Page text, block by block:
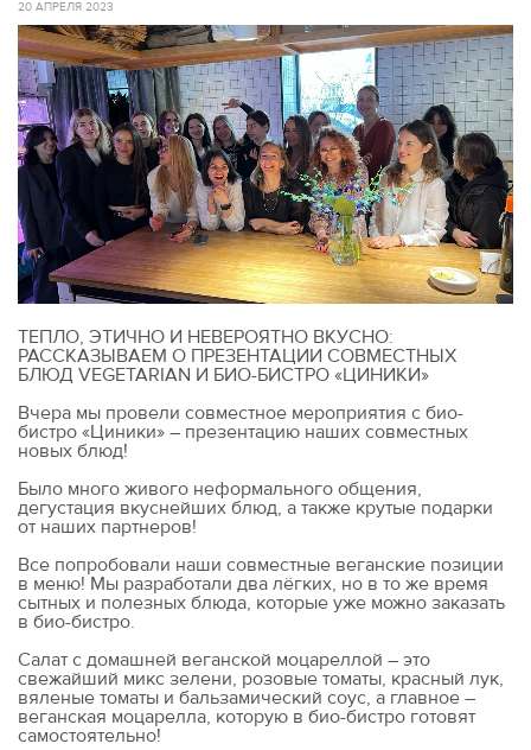
20 АПРЕЛЯ 2023
ТЕПЛО, ЭТИЧНО И НЕВЕРОЯТНО ВКУСНО:
РАССКАЗЫВАЕМ О ПРЕЗЕНТАЦИИ СОВМЕСТНЫХ
БЛЮД VEGETARIAN И БИО-БИСТРО «ЦИНИКИ»
Вчера мы провели совместное мероприятия с био-
бистро «Циники» – презентацию наших совместных
новых блюд!
Было много живого неформального общения,
дегустация вкуснейших блюд, а также крутые подарки
от наших партнеров!
Все попробовали наши совместные веганские позиции
в меню! Мы разработали два лёгких, но в то же время
сытных и полезных блюда, которые уже можно заказать
в био-бистро.
Салат с домашней веганской моцареллой – это
свежайший микс зелени, розовые томаты, красный лук,
вяленые томаты и бальзамический соус, а главное –
веганская моцарелла, которую в био-бистро готовят
самостоятельно!